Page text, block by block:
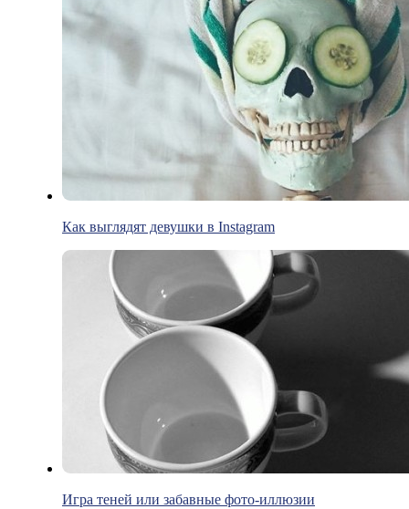
Как выглядят девушки в Instagram
Игра теней или забавные фото-иллюзии